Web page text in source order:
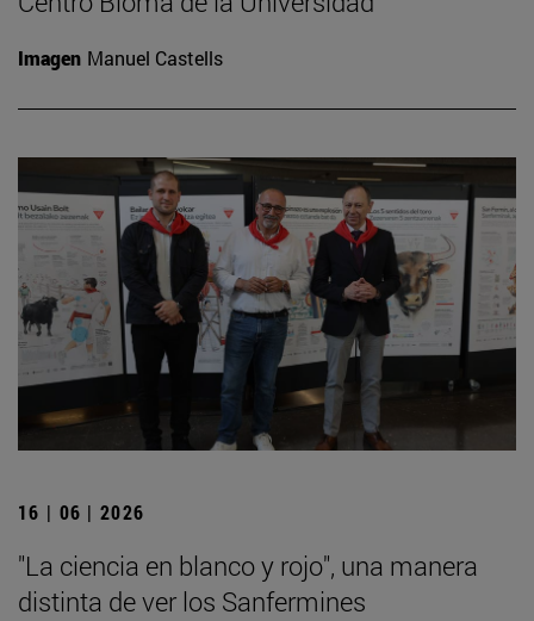
Imagen Manuel Castells
16 | 06 | 2026
"La ciencia en blanco y rojo", una manera
distinta de ver los Sanfermines